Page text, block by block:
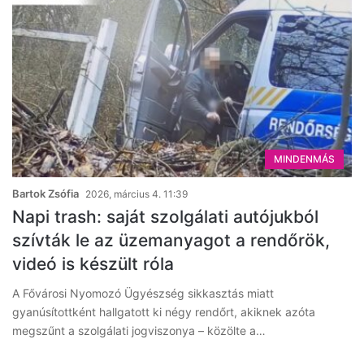
MINDENMÁS
Bartok Zsófia 2026, március 4. 11:39
Napi trash: saját szolgálati autójukból
szívták le az üzemanyagot a rendőrök,
videó is készült róla
A Fővárosi Nyomozó Ügyészség sikkasztás miatt
gyanúsítottként hallgatott ki négy rendőrt, akiknek azóta
megszűnt a szolgálati jogviszonya – közölte a…